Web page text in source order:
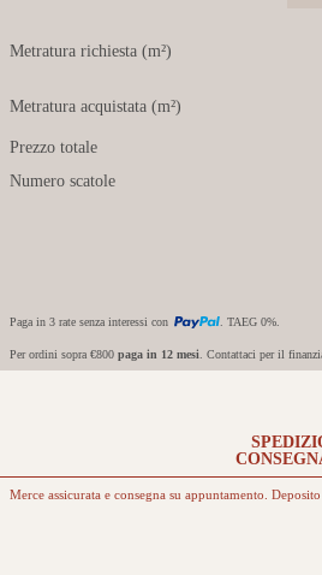
Metratura richiesta (m²)
Metratura acquistata (m²)
Prezzo totale
Numero scatole
Paga in 3 rate senza interessi con . TAEG 0%.
Per ordini sopra €800 paga in 12 mesi . Contattaci per il
Merce assicurata e consegna su appuntamento.